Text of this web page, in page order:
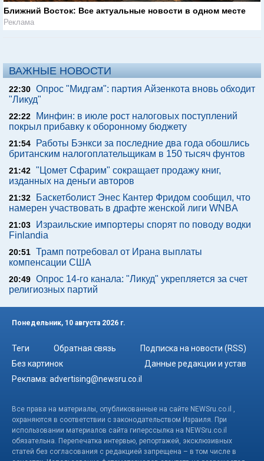
Ближний Восток: Все актуальные новости в одном месте
Реклама
ВАЖНЫЕ НОВОСТИ
22:30 Опрос "Мидгам": партия Айзенкота вновь обходит
"Ликуд"
22:22
Минфин: в июле рост налоговых поступлений
покрыл прибавку к оборонному бюджету
21:54
Работы Бэнкси за последние два года обошлись
британским налогоплательщикам в 150 тысяч фунтов
21:42 "Цомет Сфарим" сокращает продажу книг,
изданных на деньги авторов
21:32
Баскетболист Энес Кантер Фридом сообщил, что
намерен участвовать в драфте женской лиги WNBA
21:03
Израильские импортеры спорят по поводу водки
Finlandia
20:51 Трамп потребовал от Ирана выплаты
компенсации США
20:49 Опрос 14-го канала: "Ликуд" укрепляется за счет
религиозных партий
Понедельник, 10 августа 2026 г.
Теги Обратная связь
Подписка на новости (RSS)
Без картинок
Данные редакции и устав
Реклама: advertising@newsru.co.il
Все права на материалы, опубликованные на сайте NEWSru.co.il ,
охраняются в соответствии с законодательством Израиля. При
использовании материалов сайта гиперссылка на NEWSru.co.il
обязательна. Перепечатка интервью, репортажей, эксклюзивных
статей без согласования с редакцией запрещена – в том числе в